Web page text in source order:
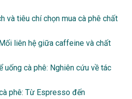
và tiêu chí chọn mua cà phê chất
liên hệ giữa caffeine và chất
uống cà phê: Nghiên cứu về tác
phê: Từ Espresso đến